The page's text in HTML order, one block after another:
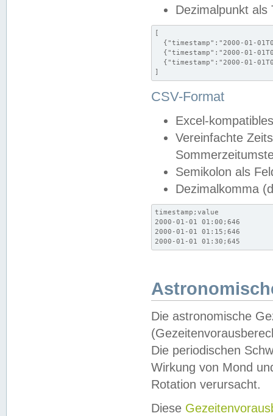
Dezimalpunkt als
[
{"timestamp":"2000-01-
{"timestamp":"2000-01-
{"timestamp":"2000-01-
]
CSV-Format
Excel-
Vereinfachte
Semikolon als
Dezimalkomma
timestamp;value
2000-01-01 01:00;646
2000-01-01 01:15;646
2000-01-01 01:30;645
Die astronomische
Die periodischen
Wirkung von Mond
Rotation verursacht.
Diese